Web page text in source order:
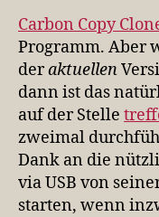
Carbon Copy
Programm. Aber
deraktuellen
dann ist das
auf der Stelle
zweimal
Dank an die
via USB von
starten, wenn